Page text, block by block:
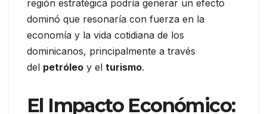
región estratégica podría generar un efecto
dominó que resonaría con fuerza en la
economía y la vida cotidiana de los
dominicanos, principalmente a través
del petróleo y el turismo.
El Impacto Económico: